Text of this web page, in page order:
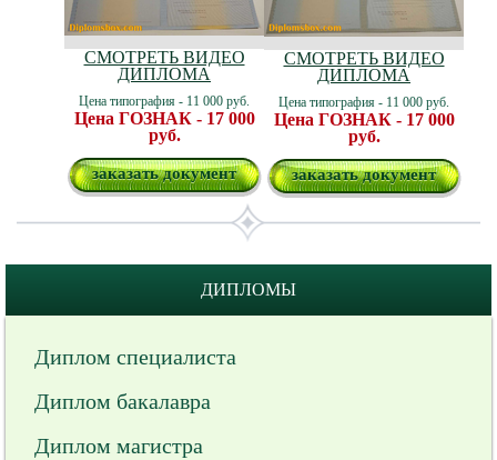
СМОТРЕТЬ ВИДЕО
ДИПЛОМА
Цена типография - 11 000 руб.
Цена ГОЗНАК - 17 000
руб.
заказать документ
СМОТРЕТЬ ВИДЕО
ДИПЛОМА
Цена типография - 11 000 руб.
Цена ГОЗНАК - 17 000
руб.
заказать документ
ДИПЛОМЫ
Диплом специалиста
Диплом бакалавра
Диплом магистра